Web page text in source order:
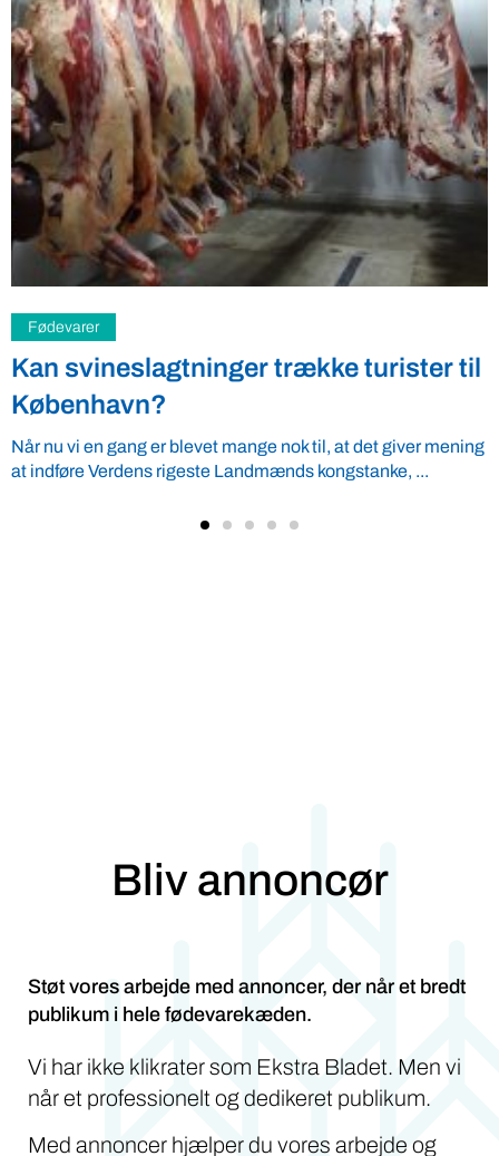
Gastronomi
Skæv gulerod udfordrer københavnsk
perfektionisme
Han hylder de små producenter, og så har den tidligere
Alchemist-kok Casper Nielsen skiftet højt tempo og
Bliv annoncør
Støt vores arbejde med annoncer, der når et bredt
Vi har ikke klikrater som Ekstra Bladet. Men vi